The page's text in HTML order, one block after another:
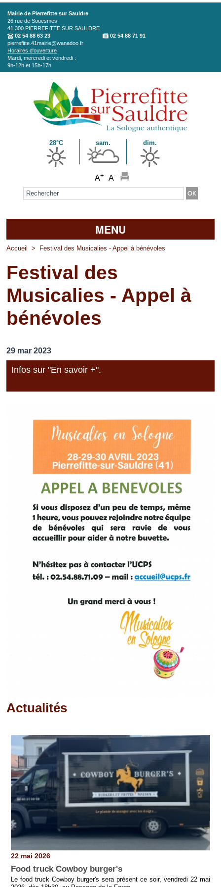
Aller au contenu principal
Mairie de Pierrefitte sur Sauldre
26 rue de Souesmes
41 300 PIERREFITTE SUR SAULDRE
02 54 88 63 23
02 54 88 71 91
pierrefitte.41mairie@wanadoo.fr
Horaires d'ouverture :
Mardi, mercredi et vendredi :
9h-12h et 15h-17h
28°C sam. dim.
A+ A-
Formulaire de recherche
MENU
Accueil
La mairie
Découvrir Pierrefitte
Vie pratique
Accueil > Festival des Musicalies - Appel à bénévoles
Festival des
Musicalies - Appel à
bénévoles
29 mar 2023
Infos sur "En savoir +".
Actualités
22 mai 2026
Food truck Cowboy burger's
Le food truck Cowboy burger's sera présent ce soir, vendredi 22 mai
Pages